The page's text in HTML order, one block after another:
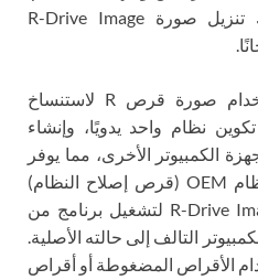
في هذه الأثناء، يتعين عليك تنزيل صورة R-Drive Image
استنساخ النظام: يمكن استخدام صورة قرص R لاستنساخ
نظام واحد يدويًا، وإنشاء
الكمبيوتر الأخرى، مما يوفر
الوقت والمال. يعد استرداد نظام OEM (قرص إصلاح النظام)
جزءًا من مجموعة R-Drive Image OEM لتشغيل برنامج من
التالف إلى حالته الأصلية.
الأقراص المضغوطة أو أقراص